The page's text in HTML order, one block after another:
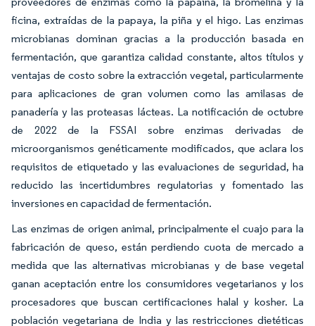
ficina, extraídas de la papaya, la piña y el higo. Las enzimas
microbianas dominan gracias a la producción basada en
fermentación, que garantiza calidad constante, altos títulos y
ventajas de costo sobre la extracción vegetal, particularmente
para aplicaciones de gran volumen como las amilasas de
panadería y las proteasas lácteas. La notificación de octubre
de 2022 de la FSSAI sobre enzimas derivadas de
microorganismos genéticamente modificados, que aclara los
requisitos de etiquetado y las evaluaciones de seguridad, ha
reducido las incertidumbres regulatorias y fomentado las
inversiones en capacidad de fermentación.
Las enzimas de origen animal, principalmente el cuajo para la
fabricación de queso, están perdiendo cuota de mercado a
medida que las alternativas microbianas y de base vegetal
ganan aceptación entre los consumidores vegetarianos y los
procesadores que buscan certificaciones halal y kosher. La
población vegetariana de India y las restricciones dietéticas